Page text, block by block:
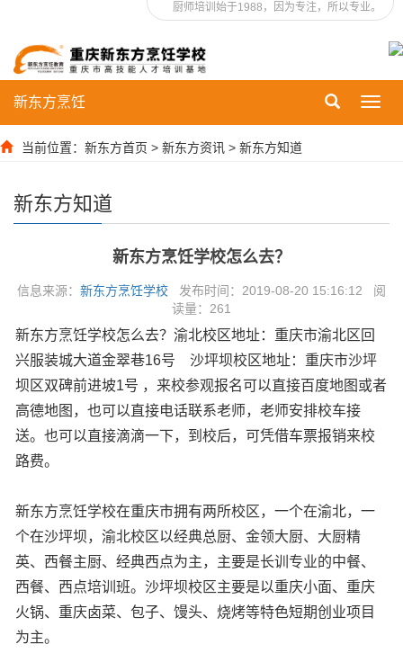
厨师培训始于1988，因为专注，所以专业。
新东方烹饪
当前位置： 新东方首页 > 新东方资讯 > 新东方知道
新东方知道
新东方烹饪学校怎么去？
信息来源： 新东方烹饪学校 发布时间：2019-08-20 15:16:12 阅
读量： 261
新东方烹饪学校怎么去？渝北校区地址：重庆市渝北区回
兴服装城大道金翠巷16号 沙坪坝校区地址：重庆市沙坪
坝区双碑前进坡1号 ，来校参观报名可以直接百度地图或者
高德地图，也可以直接电话联系老师，老师安排校车接
送。也可以直接滴滴一下，到校后，可凭借车票报销来校
路费。
新东方烹饪学校在重庆市拥有两所校区，一个在渝北，一
个在沙坪坝，渝北校区以经典总厨、金领大厨、大厨精
英、西餐主厨、经典西点为主，主要是长训专业的中餐、
西餐、西点培训班。沙坪坝校区主要是以重庆小面、重庆
火锅、重庆卤菜、包子、馒头、烧烤等特色短期创业项目
为主。